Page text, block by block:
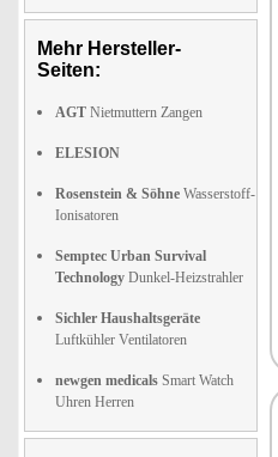
Mehr Hersteller-
Seiten:
AGT Nietmuttern Zangen
ELESION
Rosenstein & Söhne Wasserstoff-
Ionisatoren
Semptec Urban Survival
Technology Dunkel-Heizstrahler
Sichler Haushaltsgeräte
Luftkühler Ventilatoren
newgen medicals Smart Watch
Uhren Herren